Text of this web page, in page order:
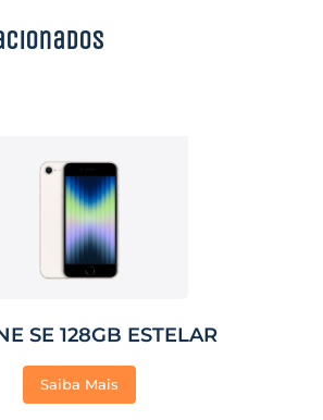
SE 128GB ESTELAR
Saiba Mais